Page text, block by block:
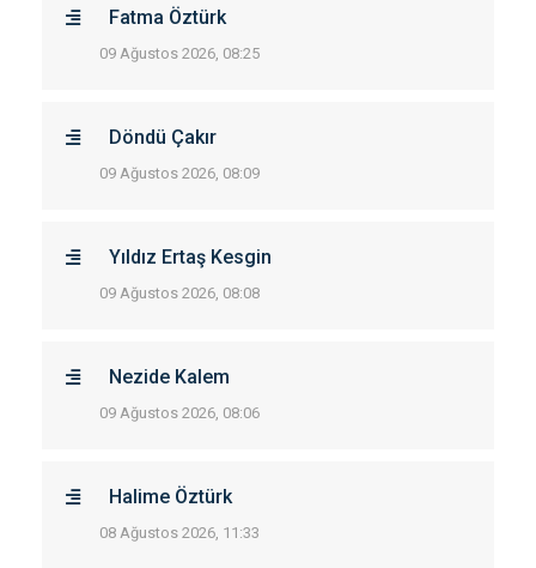
Fatma Öztürk
09 Ağustos 2026, 08:25
Döndü Çakır
09 Ağustos 2026, 08:09
Yıldız Ertaş Kesgin
09 Ağustos 2026, 08:08
Nezide Kalem
09 Ağustos 2026, 08:06
Halime Öztürk
08 Ağustos 2026, 11:33